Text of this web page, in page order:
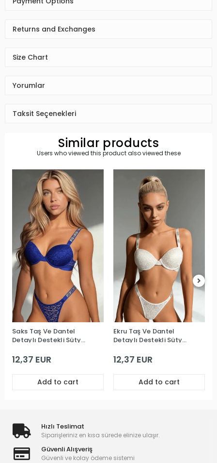
Returns and Exchanges
Size Chart
Yorumlar
Taksit Seçenekleri
Similar products
Users who viewed this product also viewed these
Saks Taş Ve Dantel
Detaylı Destekli Sütyen
12,37 EUR
Add to cart
Ekru Taş Ve Dantel
Detaylı Destekli Sütyen
12,37 EUR
Add to cart
Hızlı Teslimat
Siparişleriniz en kısa sürede elinize ulaşır.
Güvenli Alışveriş
Güvenli ve kolay ödeme sistemi